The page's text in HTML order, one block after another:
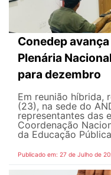
Conedep
Plenária
para dezembro
Em reunião híbrida,
(23), na sede do
representantes das
Coordenação
da Educação
Publicado em: 27 de Julho de